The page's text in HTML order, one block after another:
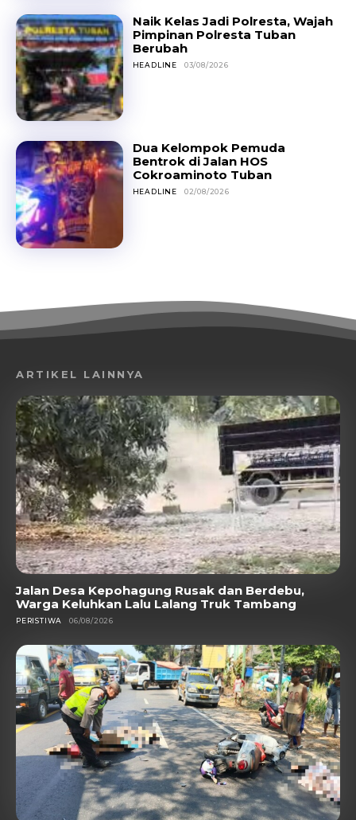
Naik Kelas Jadi Polresta, Wajah
Pimpinan Polresta Tuban
Berubah
HEADLINE 03/08/2026
Dua Kelompok Pemuda
Bentrok di Jalan HOS
Cokroaminoto Tuban
HEADLINE 02/08/2026
ARTIKEL LAINNYA
Jalan Desa Kepohagung Rusak dan Berdebu,
Warga Keluhkan Lalu Lalang Truk Tambang
PERISTIWA 06/08/2026